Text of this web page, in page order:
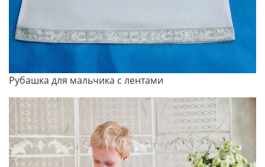
Рубашка для мальчика с лентами